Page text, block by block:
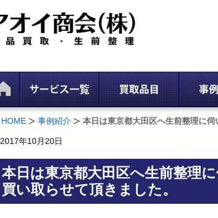
HOME 事例紹介 本日は東京都大田区へ生前整理に伺
2017年10月20日
本日は東京都大田区へ生前整理
買い取らせて頂きました。